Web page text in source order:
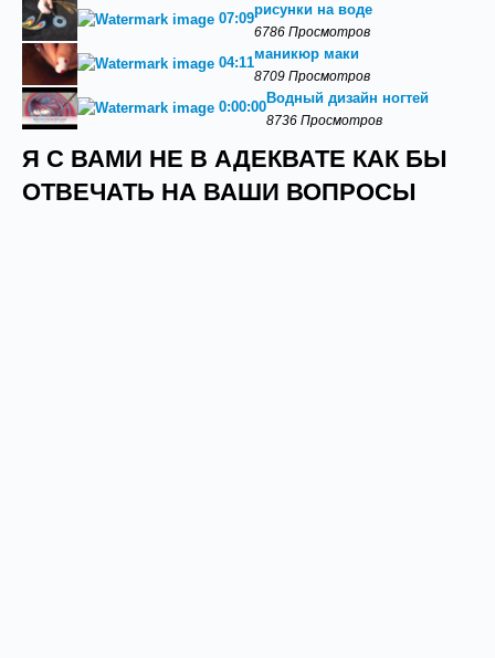
07:09
рисунки на воде
6786 Просмотров
04:11
маникюр маки
8709 Просмотров
0:00:00
Водный дизайн ногтей
8736 Просмотров
Я С ВАМИ НЕ В АДЕКВАТЕ КАК БЫ
ОТВЕЧАТЬ НА ВАШИ ВОПРОСЫ